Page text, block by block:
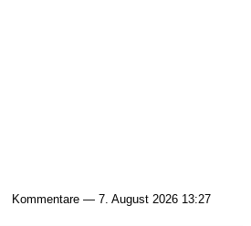
Kommentare — 7. August 2026 13:27